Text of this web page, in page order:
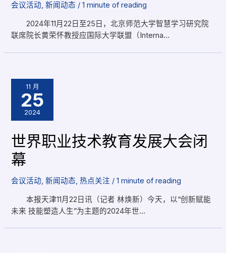
会议活动,新闻动态 /1 minute of reading
2024年11月22日至25日，北京师范大学智慧学习研究院
联席院长黄荣怀教授应国际大学联盟（Interna…
11 月
25
2024
世界职业技术教育发展大会闭
幕
会议活动,新闻动态,热点关注 /1 minute of reading
本报天津11月22日讯（记者 林焕新）今天，以“创新赋能
未来 技能塑造人生”为主题的2024年世…